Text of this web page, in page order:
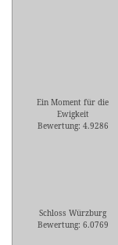
Ein Moment für die
Ewigkeit
Bewertung: 4.9286
Schloss Würzburg
Bewertung: 6.0769